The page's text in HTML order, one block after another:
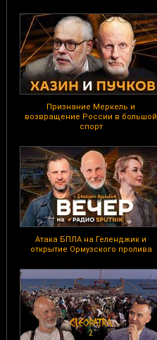
Признание Меркель и
возвращение России в большой
спорт
Атака БПЛА на Геленджик и
открытие Ормузского пролива